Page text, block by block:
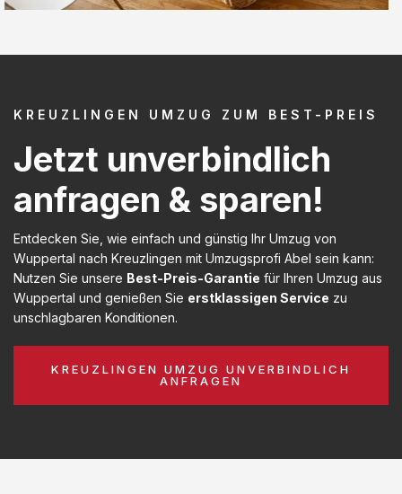
KREUZLINGEN UMZUG ZUM BEST-PREIS
Jetzt unverbindlich
anfragen & sparen!
Entdecken Sie, wie einfach und günstig Ihr Umzug von
Wuppertal nach Kreuzlingen mit Umzugsprofi Abel sein kann:
Nutzen Sie unsere Best-Preis-Garantie für Ihren Umzug aus
Wuppertal und genießen Sie erstklassigen Service zu
unschlagbaren Konditionen.
KREUZLINGEN UMZUG UNVERBINDLICH
ANFRAGEN